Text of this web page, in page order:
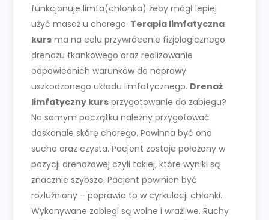
funkcjonuje limfa(chłonka) żeby mógł lepiej
użyć masaż u chorego. Terapia limfatyczna
kurs ma na celu przywrócenie fizjologicznego
drenażu tkankowego oraz realizowanie
odpowiednich warunków do naprawy
uszkodzonego układu limfatycznego. Drenaż
limfatyczny kurs przygotowanie do zabiegu?
Na samym początku należny przygotować
doskonale skórę chorego. Powinna być ona
sucha oraz czysta. Pacjent zostaje położony w
pozycji drenażowej czyli takiej, które wyniki są
znacznie szybsze. Pacjent powinien być
rozluźniony – poprawia to w cyrkulacji chłonki.
Wykonywane zabiegi są wolne i wrażliwe. Ruchy